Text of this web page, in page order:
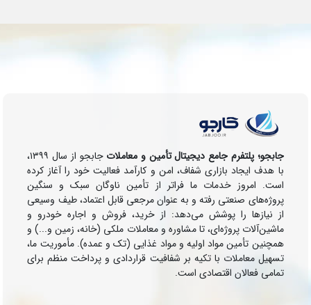
جابجو؛ پلتفرم جامع دیجیتال تأمین و معاملات
جابجو از سال ۱۳۹۹،
با هدف ایجاد بازاری شفاف، امن و کارآمد فعالیت خود را آغاز کرده
است. امروز خدمات ما فراتر از تأمین ناوگان سبک و سنگین
پروژه‌های صنعتی رفته و به عنوان مرجعی قابل اعتماد، طیف وسیعی
از نیازها را پوشش می‌دهد: از خرید، فروش و اجاره خودرو و
ماشین‌آلات پروژه‌ای، تا مشاوره و معاملات ملکی (خانه، زمین و...) و
همچنین تأمین مواد اولیه و مواد غذایی (تک و عمده). مأموریت ما،
تسهیل معاملات با تکیه بر شفافیت قراردادی و پرداخت منظم برای
تمامی فعالان اقتصادی است.